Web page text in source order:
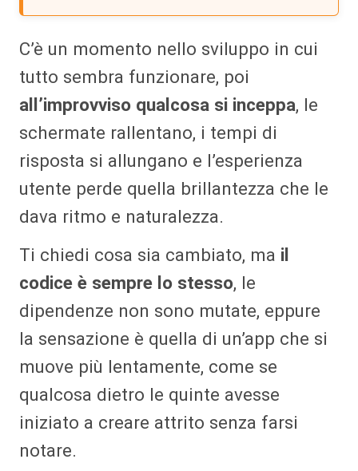
C’è un momento nello sviluppo in cui
tutto sembra funzionare, poi
all’improvviso qualcosa si inceppa, le
schermate rallentano, i tempi di
risposta si allungano e l’esperienza
utente perde quella brillantezza che le
dava ritmo e naturalezza.
Ti chiedi cosa sia cambiato, ma il
codice è sempre lo stesso, le
dipendenze non sono mutate, eppure
la sensazione è quella di un’app che si
muove più lentamente, come se
qualcosa dietro le quinte avesse
iniziato a creare attrito senza farsi
notare.